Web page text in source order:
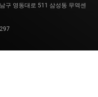
구 영동대로 511 삼성동 무역센